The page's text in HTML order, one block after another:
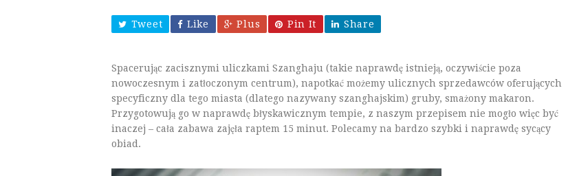
Tweet Like Plus Pin It Share
Spacerując zacisznymi uliczkami Szanghaju (takie naprawdę istnieją, oczywiście poza
nowoczesnym i zatłoczonym centrum), napotkać możemy ulicznych sprzedawców oferujących
specyficzny dla tego miasta (dlatego nazywany szanghajskim) gruby, smażony makaron.
Przygotowują go w naprawdę błyskawicznym tempie, z naszym przepisem nie mogło więc być
inaczej – cała zabawa zajęła raptem 15 minut. Polecamy na bardzo szybki i naprawdę sycący
obiad.